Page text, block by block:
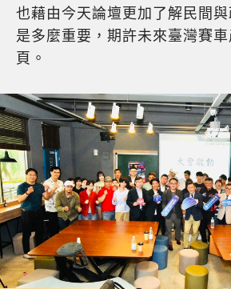
也藉由今天論壇更加了解民間
是多麼重要，期許未來臺灣賽
頁。